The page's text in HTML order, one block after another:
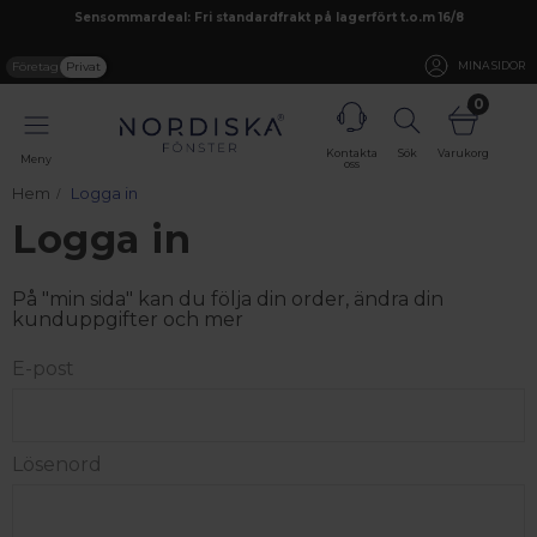
Sensommardeal: Fri standardfrakt på lagerfört t.o.m 16/8
Företag Privat MINA SIDOR
Meny
Kontakta
oss
Sök
0
Varukorg
Hem Logga in
Logga in
På "min sida" kan du följa din order, ändra din
kunduppgifter och mer
E-post
Lösenord